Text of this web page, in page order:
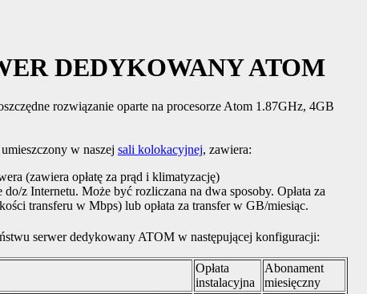
DEDYKOWANY ATOM
rozwiązanie oparte na procesorze Atom 1.87GHz, 4GB
w naszej sali kolokacyjnej, zawiera:
(zawiera opłatę za prąd i klimatyzację)
do/z Internetu. Może być rozliczana na dwa sposoby. Opłata za
transferu w Mbps) lub opłata za transfer w GB/miesiąc.
serwer dedykowany ATOM w następującej konfiguracji:
Opłata
instalacyjna
Abonament
miesięczny